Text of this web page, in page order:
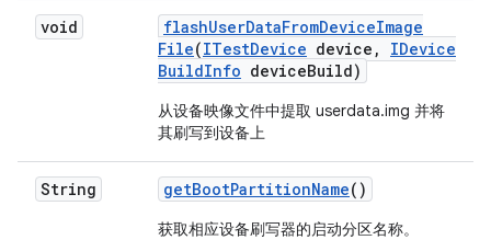
void flashUserDataFromDeviceImage
File(ITestDevice device ,
IDevice
BuildInfo deviceBuild)
从设备映像文件中提取 userdata.img 并将
其刷写到设备上
String getBootPartitionName()
获取相应设备刷写器的启动分区名称。